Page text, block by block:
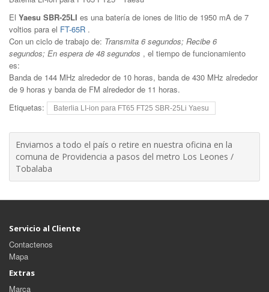
El Yaesu SBR-25LI es una batería de iones de litio de 1950 mA de 7
voltios para el FT-65R .
Con un ciclo de trabajo de: Transmita 6 segundos; Recibe 6
segundos; En espera de 48 segundos , el tiempo de funcionamiento
es:
Banda de 144 MHz alrededor de 10 horas, banda de 430 MHz alrededor
de 9 horas y banda de FM alrededor de 11 horas.
Etiquetas:
Baterlia LI-ion para FT65 FT25 SBR-25Li Yaesu
Enviamos a todo el país o retire en nuestra oficina en la
comuna de Providencia a pasos del metro Los Leones /
Tobalaba
Servicio al Cliente
Contactenos
Mapa
Extras
Marca